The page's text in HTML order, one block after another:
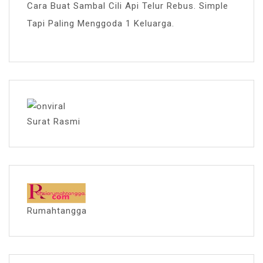
Cara Buat Sambal Cili Api Telur Rebus. Simple
Tapi Paling Menggoda 1 Keluarga.
Surat Rasmi
Rumahtangga